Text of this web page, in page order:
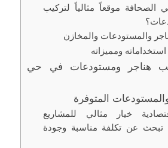
الصحافة موقعاً مثالياً لتركيب
والمستودعات والمخازن
ومميزاته
هناجر ومستودعات في حي
والمستودعات المتوفرة
خيار مثالي للمشاريع
تبحث عن تكلفة مناسبة وجودة